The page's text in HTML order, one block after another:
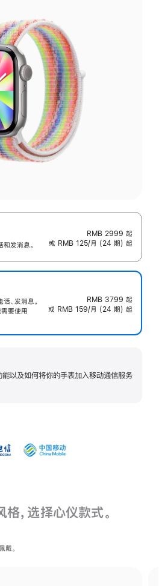
发消息。
RMB 2999 起
或 RMB 125/月 (24 期) 起
、发消息。
要使用
RMB 3799 起
或 RMB 159/月 (24 期) 起
以及如何将你的手表加入移动通信服务
，选择心仪款式。
戴。